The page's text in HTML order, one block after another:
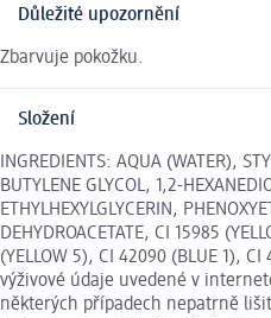
Důležité upozornění
Zbarvuje pokožku.
Složení
INGREDIENTS: AQUA (WATER),
BUTYLENE GLYCOL, 1,2-
ETHYLHEXYLGLYCERIN,
DEHYDROACETATE, CI 15985
(YELLOW 5), CI 42090 (BLUE 1),
výživové údaje uvedené v
některých případech nepatrně